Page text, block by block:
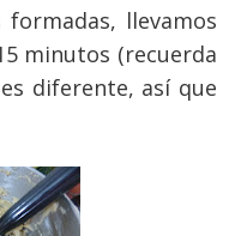
llevamos
minutos (recuerda
diferente, así que